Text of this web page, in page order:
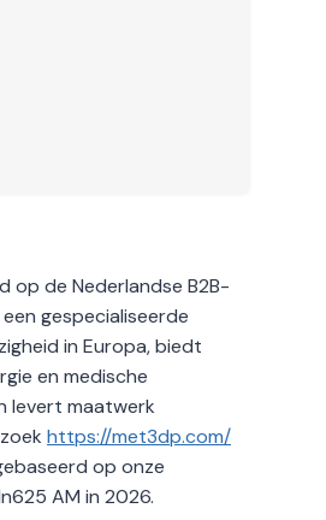
op de Nederlandse B2B-
gespecialiseerde
in Europa, biedt
en medische
levert maatwerk
https://met3dp.com/
op onze
AM in 2026.